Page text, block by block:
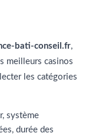
bati-conseil.fr,
meilleurs casinos
les catégories
système
durée des